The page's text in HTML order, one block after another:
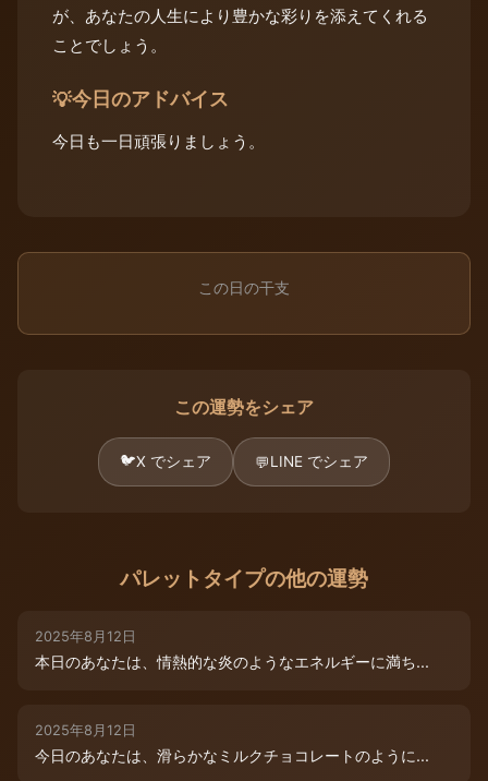
が、あなたの人生により豊かな彩りを添えてくれる
ことでしょう。
💡今日のアドバイス
今日も一日頑張りましょう。
この日の干支
この運勢をシェア
🐦X でシェア 💬LINE でシェア
パレットタイプの他の運勢
2025年8月12日
本日のあなたは、情熱的な炎のようなエネルギーに満ち...
2025年8月12日
今日のあなたは、滑らかなミルクチョコレートのように...